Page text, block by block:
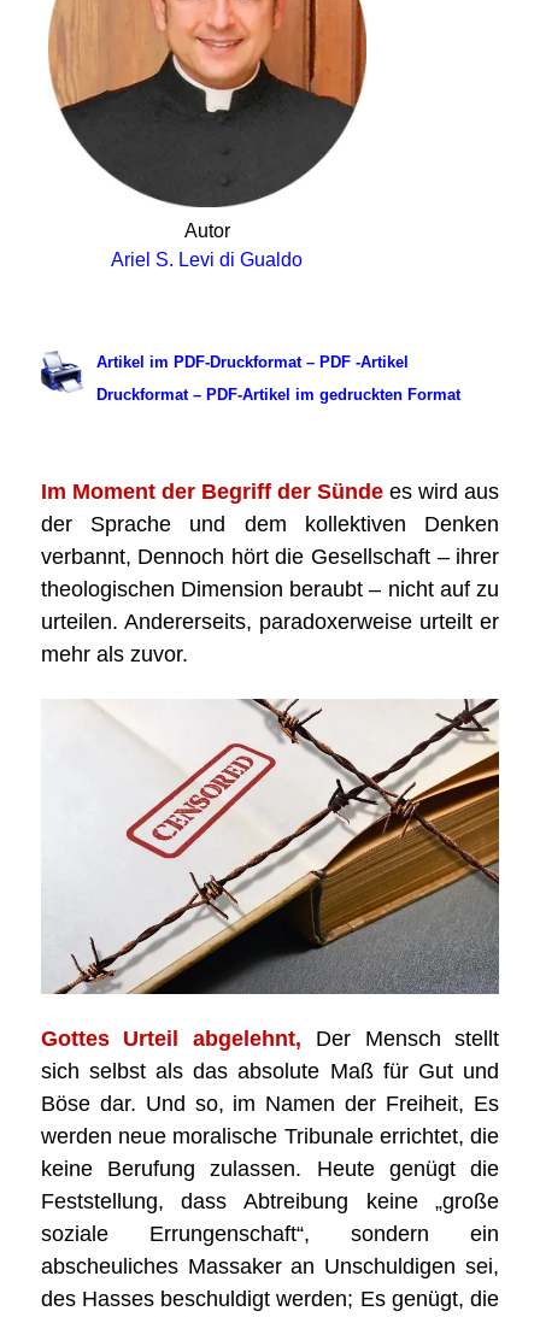
Autor
Ariel S. Levi di Gualdo
Artikel im PDF-Druckformat – PDF -Artikel
Druckformat – PDF-Artikel im gedruckten Format
Im Moment der Begriff der Sünde es wird aus
der Sprache und dem kollektiven Denken
verbannt, Dennoch hört die Gesellschaft – ihrer
theologischen Dimension beraubt – nicht auf zu
urteilen. Andererseits, paradoxerweise urteilt er
mehr als zuvor.
Gottes Urteil abgelehnt, Der Mensch stellt
sich selbst als das absolute Maß für Gut und
Böse dar. Und so, im Namen der Freiheit, Es
werden neue moralische Tribunale errichtet, die
keine Berufung zulassen. Heute genügt die
Feststellung, dass Abtreibung keine „große
soziale Errungenschaft“, sondern ein
abscheuliches Massaker an Unschuldigen sei,
des Hasses beschuldigt werden; Es genügt, die